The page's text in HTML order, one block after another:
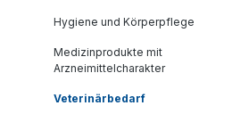
Hygiene und Körperpflege
Medizinprodukte mit
Arzneimittelcharakter
Veterinärbedarf